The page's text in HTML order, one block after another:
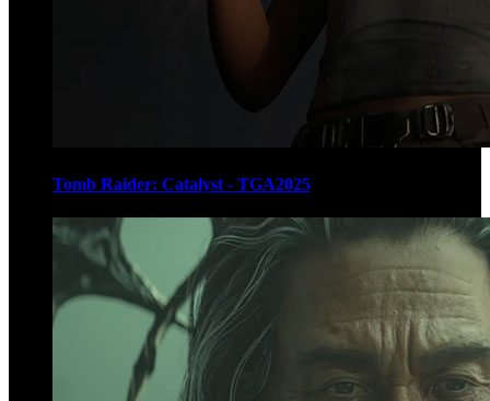
Tomb Raider: Catalyst - TGA2025